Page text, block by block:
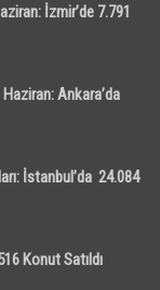
İzmir’de 7.791
Ankara’da
İstanbul’da 24.084
Konut Satıldı